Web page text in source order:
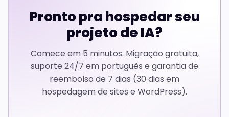
Pronto pra hospedar seu
projeto de IA?
Comece em 5 minutos. Migração gratuita,
suporte 24/7 em português e garantia de
reembolso de 7 dias (30 dias em
hospedagem de sites e WordPress).